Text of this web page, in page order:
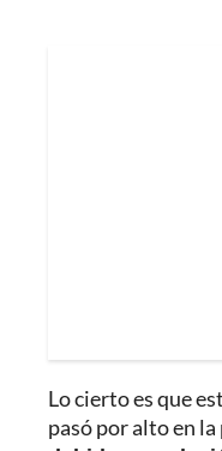
Lo cierto es que
pasó por alto en